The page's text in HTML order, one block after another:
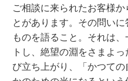
ご相談に来られたお客様
とがあります。その問い
ものを語ること。それは
トし、絶望の淵をさまよ
び立ち上がり、
「かつて